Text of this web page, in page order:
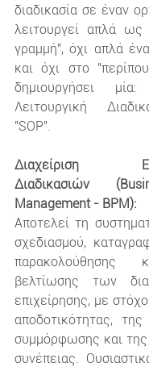
διαδικασία σε έναν
λειτουργεί απλά ως
γραμμή", όχι απλά
και όχι στο
δημιουργήσει μία:
Λειτουργική
"SOP".
Διαχείριση
Διαδικασιών
Management - BPM):
Αποτελεί τη
σχεδιασμού,
παρακολούθησης
βελτίωσης των
επιχείρησης, με
αποδοτικότητας,
συμμόρφωσης και της
συνέπειας.